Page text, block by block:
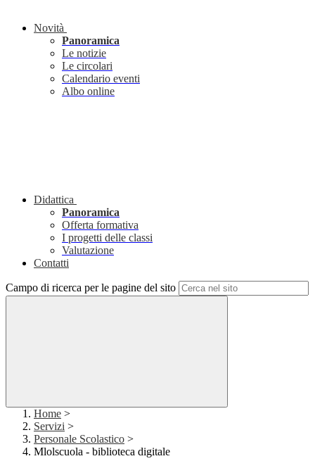
Novità
Panoramica
Le notizie
Le circolari
Calendario eventi
Albo online
Didattica
Panoramica
Offerta formativa
I progetti delle classi
Valutazione
Contatti
Campo di ricerca per le pagine del sito
Home >
Servizi >
Personale Scolastico >
Mlolscuola - biblioteca digitale